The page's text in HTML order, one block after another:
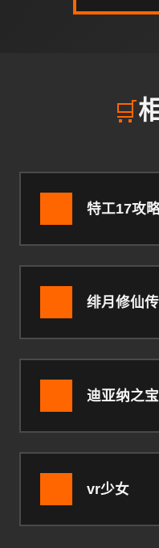
🛒
特工17攻
绯月修仙传
迪亚纳之宝
vr少女